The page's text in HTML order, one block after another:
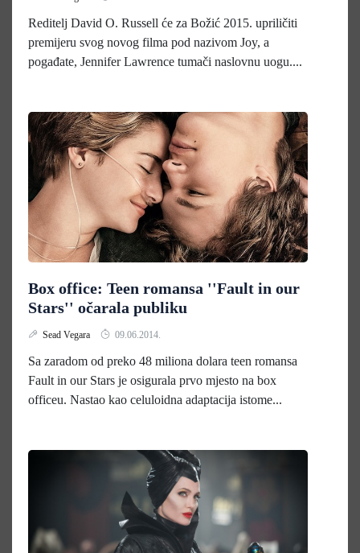
Reditelj David O. Russell će za Božić 2015. upriličiti
premijeru svog novog filma pod nazivom Joy, a
pogađate, Jennifer Lawrence tumači naslovnu uogu....
Box office: Teen romansa ''Fault in our
Stars'' očarala publiku
Sead Vegara 09.06.2014.
Sa zaradom od preko 48 miliona dolara teen romansa
Fault in our Stars je osigurala prvo mjesto na box
officeu. Nastao kao celuloidna adaptacija istome...